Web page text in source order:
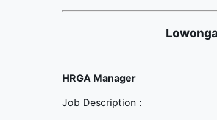
HRGA Manager
Job Description :